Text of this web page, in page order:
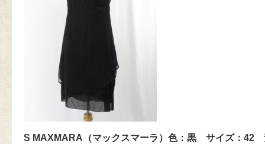
S MAXMARA（マックスマーラ）色：黒 サイズ：42